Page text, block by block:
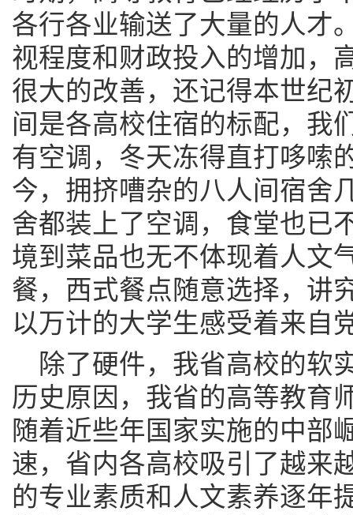
各行各业输送了大量的人才
视程度和财政投入的增加，
很大的改善，还记得本世纪
间是各高校住宿的标配，我
有空调，冬天冻得直打哆嗦
今，拥挤嘈杂的八人间宿舍
舍都装上了空调，食堂也已
境到菜品也无不体现着人文
餐，西式餐点随意选择，讲
以万计的大学生感受着来自
除了硬件，我省高校的软
历史原因，我省的高等教育
随着近些年国家实施的中部
速，省内各高校吸引了越来
的专业素质和人文素养逐年